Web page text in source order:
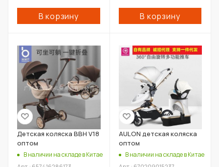
В корзину В корзину
Детская коляска BBH V18
оптом
В наличии на складе в Китае
AULON детская коляска
оптом
В наличии на складе в Китае